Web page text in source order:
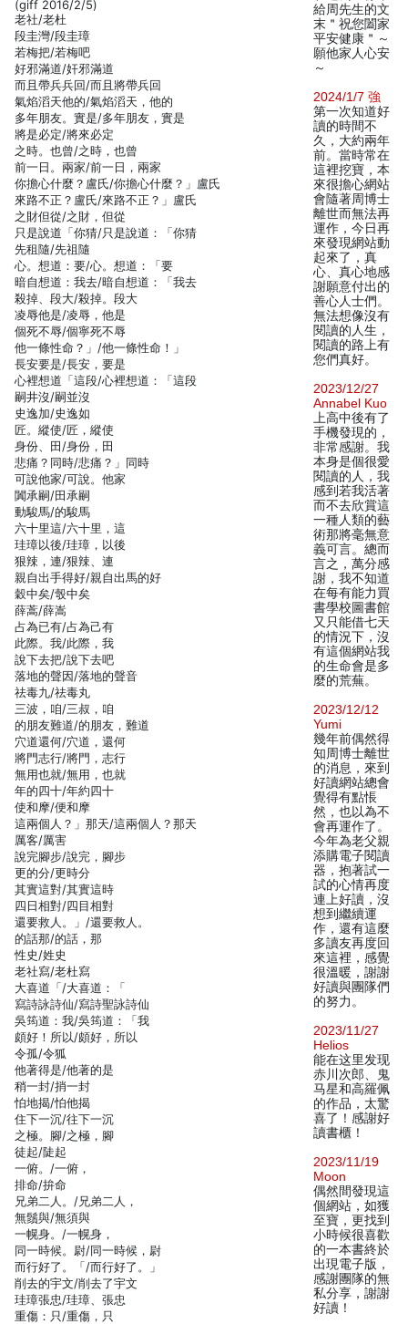
(giff 2016/2/5)
老社/老杜
段圭灣/段圭璋
若梅把/若梅吧
好邪滿道/奸邪滿道
而且帶兵兵回/而且將帶兵回
氣焰滔天他的/氣焰滔天，他的
多年朋友。實是/多年朋友，實是
將是必定/將來必定
之時。也曾/之時，也曾
前一日。兩家/前一日，兩家
你擔心什麼？盧氏/你擔心什麼？」盧氏
來路不正？盧氏/來路不正？」盧氏
之財但從/之財，但從
只是說道「你猜/只是說道：「你猜
先租隨/先祖隨
心。想道：要/心。想道：「要
暗自想道：我去/暗自想道：「我去
殺掉、段大/殺掉。段大
凌辱他是/凌辱，他是
個死不辱/個寧死不辱
他一條性命？」/他一條性命！」
長安要是/長安，要是
心裡想道「這段/心裡想道：「這段
嗣井沒/嗣並沒
史逸加/史逸如
匠。縱使/匠，縱使
身份、田/身份，田
悲痛？同時/悲痛？」同時
可說他家/可說。他家
闐承嗣/田承嗣
動駿馬/的駿馬
六十里這/六十里，這
珪璋以後/珪璋，以後
狠辣，連/狠辣、連
親自出手得好/親自出馬的好
穀中矣/彀中矣
薛蒿/薛嵩
占為已有/占為己有
此際。我/此際，我
說下去把/說下去吧
落地的聲因/落地的聲音
祛毒九/祛毒丸
三波，咱/三叔，咱
的朋友難道/的朋友，難道
穴道還何/穴道，還何
將門志行/將門，志行
無用也就/無用，也就
年的四十/年約四十
使和摩/便和摩
這兩個人？」那天/這兩個人？那天
厲客/厲害
說完腳步/說完，腳步
更的分/更時分
其實這對/其實這時
四日相對/四目相對
還要救人。」/還要救人。
的話那/的話，那
性史/姓史
老社寫/老杜寫
大喜道「/大喜道：「
寫詩詠詩仙/寫詩聖詠詩仙
吳筠道：我/吳筠道：「我
頗好！所以/頗好，所以
令孤/令狐
他著得是/他著的是
稍一封/捎一封
怕地揭/怕他揭
住下一沉/往下一沉
之極。腳/之極，腳
徒起/陡起
一俯。/一俯，
排命/拚命
兄弟二人。/兄弟二人，
無鬚與/無須與
一幌身。/一幌身，
同一時候。尉/同一時候，尉
而行好了。「/而行好了。」
削去的宇文/削去了宇文
珪璋張忠/珪璋、張忠
重傷：只/重傷，只
給周先生的文
末＂祝您闔家
平安健康＂～
願他家人心安
～
2024/1/7 強
第一次知道好
讀的時間不
久，大約兩年
前。當時常在
這裡挖寶，本
來很擔心網站
會隨著周博士
離世而無法再
運作，今日再
來發現網站動
起來了，真
心、真心地感
謝願意付出的
善心人士們。
無法想像沒有
閱讀的人生，
閱讀的路上有
您們真好。
2023/12/27
Annabel Kuo
上高中後有了
手機發現的，
非常感謝。我
本身是個很愛
閱讀的人，我
感到若我活著
而不去欣賞這
一種人類的藝
術那將毫無意
義可言。總而
言之，萬分感
謝，我不知道
在每有能力買
書學校圖書館
又只能借七天
的情況下，沒
有這個網站我
的生命會是多
麼的荒蕪。
2023/12/12
Yumi
幾年前偶然得
知周博士離世
的消息，來到
好讀網站總會
覺得有點悵
然，也以為不
會再運作了。
今年為老父親
添購電子閱讀
器，抱著試一
試的心情再度
連上好讀，沒
想到繼續運
作，還有這麼
多讀友再度回
來這裡，感覺
很溫暖，謝謝
好讀與團隊們
的努力。
2023/11/27
Helios
能在这里发现
赤川次郎、鬼
马星和高羅佩
的作品，太驚
喜了！感謝好
讀書櫃！
2023/11/19
Moon
偶然間發現這
個網站，如獲
至寶，更找到
小時候很喜歡
的一本書終於
出現電子版，
感謝團隊的無
私分享，謝謝
好讀！